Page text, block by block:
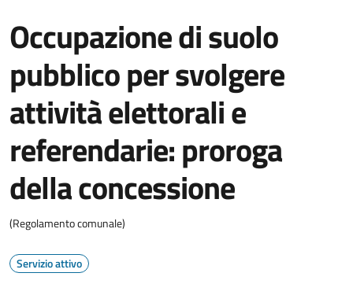
Occupazione di suolo
pubblico per svolgere
attività elettorali e
referendarie: proroga
della concessione
(Regolamento comunale)
Servizio attivo